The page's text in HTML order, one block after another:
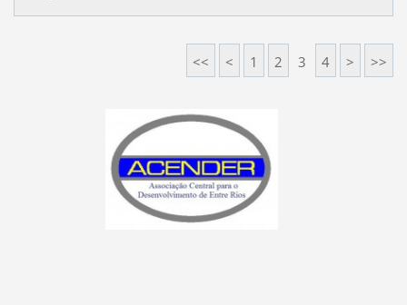
<< < 1 2 3 4 > >>